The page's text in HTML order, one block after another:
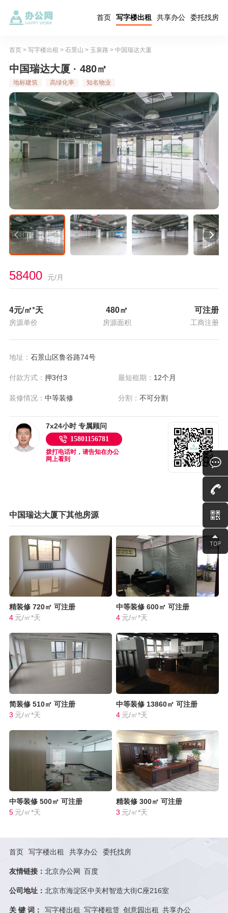
首页 写字楼出租 共享办公 委托找房
首页> 写字楼出租 > 石景山 > 玉泉路 > 中国瑞达大厦
中国瑞达大厦 · 480㎡
地标建筑 高绿化率 知名物业
58400 元/月
4元/㎡*天
房源单价
480㎡
房源面积
可注册
工商注册
地址： 石景山区鲁谷路74号
付款方式： 押3付3 最短租期： 12个月
装修情况： 中等装修 分割：不可分割
7x24小时 专属顾问
15801156781
拨打电话时，请告知在办公
网上看到
中国瑞达大厦下其他房源
精装修 720㎡ 可注册
4 元/㎡*天
中等装修 600㎡ 可注册
4 元/㎡*天
简装修 510㎡ 可注册
3 元/㎡*天
中等装修 13860㎡ 可注册
4 元/㎡*天
中等装修 500㎡ 可注册
5 元/㎡*天
精装修 300㎡ 可注册
3 元/㎡*天
首页 写字楼出租 共享办公 委托找房
友情链接： 北京办公网 百度
公司地址： 北京市海淀区中关村智造大街C座216室
关 键 词： 写字楼出租 写字楼租赁 创意园出租 共享办公